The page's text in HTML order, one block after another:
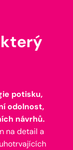
potisku,
odolnost,
návrhů.
na detail a